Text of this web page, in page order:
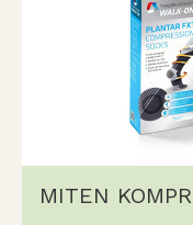
MITEN